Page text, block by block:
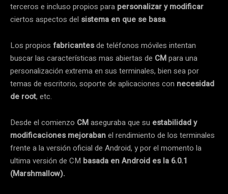
terceros e incluso propios para personalizar y modificar
ciertos aspectos del sistema en que se basa.
Los propios fabricantesde teléfonos móviles intentan
buscar las características mas abiertas de CMpara una
personalización extrema en sus terminales, bien sea por
temas de escritorio, soporte de aplicaciones con necesidad
de root, etc.
Desde el comienzo CMaseguraba que su estabilidad y
modificaciones mejorabanel rendimiento de los terminales
frente a la versión oficial de Android, y por el momento la
ultima versión de CM basada en Android es la 6.0.1
(Marshmallow).